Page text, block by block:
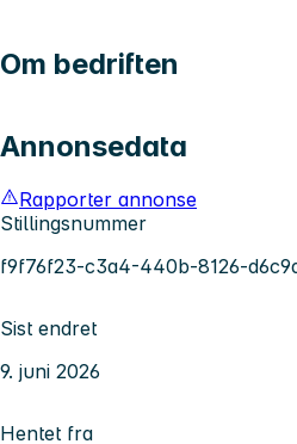
Om bedriften
Annonsedata
Rapporter annonse
Stillingsnummer
f9f76f23-c3a4-440b-8126-
Sist endret
9. juni 2026
Hentet fra